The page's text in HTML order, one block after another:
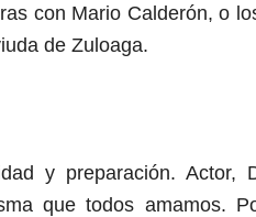
con Mario Calderón, o
de Zuloaga.
y preparación. Actor,
que todos amamos.